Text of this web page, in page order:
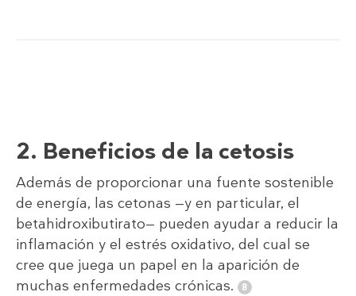
2. Beneficios de la cetosis
Además de proporcionar una fuente sostenible
de energía, las cetonas —y en particular, el
betahidroxibutirato— pueden ayudar a reducir la
inflamación y el estrés oxidativo, del cual se
cree que juega un papel en la aparición de
muchas enfermedades crónicas.